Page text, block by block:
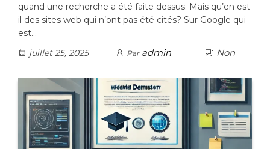
quand une recherche a été faite dessus. Mais qu’en est
il des sites web qui n’ont pas été cités? Sur Google qui
est…
juillet 25, 2025
Par admin Non